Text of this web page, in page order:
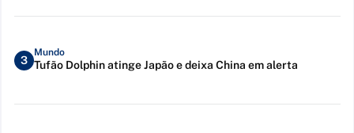
3
Mundo
Tufão Dolphin atinge Japão e deixa China em alerta